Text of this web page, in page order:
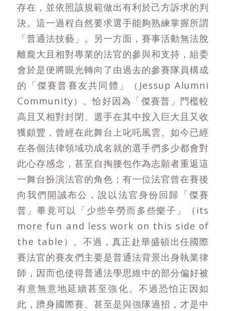
存在，並依照該規範做出有利於己方訴求的判
決。這一過程自然要求選手能夠熟練掌握所謂
「普通法技藝」。另一方面，賽事活動無法脫
離龐大且相對專業的法官的參與和支持，組委
會於是便將眼光轉向了由過去的參賽隊員構成
的「傑賽普賽友共同體」（Jessup Alumni
Community）。恰好因為「傑賽普」門檻較
高且又相對封閉、選手在其中投入巨大且又收
獲頗豐，曾經在此舞台上叱吒風雲、如今已經
在各個法律領域功成名就的選手們多少都會對
此心存感念，甚至自掏腰包作為志願者重返這
一舞台扮演法官的角色；有一位法官曾在賽後
向我們開誠布公，說以法官身份回歸「傑賽
普」畢竟可以「少些辛勞而多些樂子」（its
more fun and less work on this side of
the table）。不過，真正赴華盛頓出任國際
賽法官的賽友們主要是普通法背景出身執業律
師，因而也使得普通法學思維中的部分偏好被
有意無意地延續甚至強化。不過恐怕正因如
此，躋身國際賽、甚至是與強隊過招，才是中